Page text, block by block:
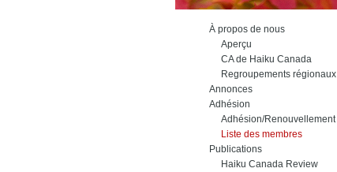
À propos de nous
Aperçu
CA de Haiku Canada
Regroupements régionaux
Annonces
Adhésion
Adhésion/Renouvellement
Liste des membres
Publications
Haiku Canada Review